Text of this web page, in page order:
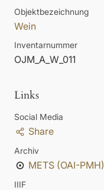
Objektbezeichnung
Wein
Inventarnummer
OJM_A_W_011
Links
Social Media
Share
Archiv
METS (OAI-PMH)
IIIF